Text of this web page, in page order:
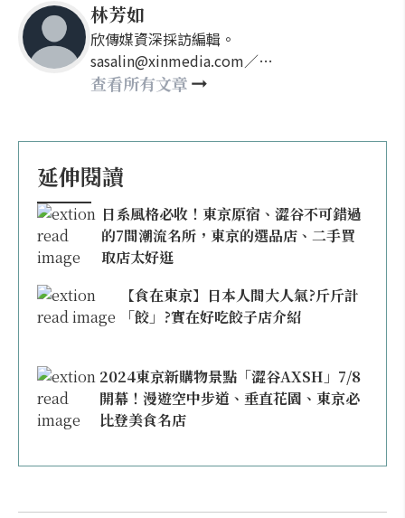
林芳如
欣傳媒資深採訪編輯。
sasalin@xinmedia.com／
happy21917@gmail.com
查看所有文章
延伸閱讀
日系風格必收！東京原宿、澀谷不可錯過
的7間潮流名所，東京的選品店、二手買
取店太好逛
【食在東京】日本人間大人氣?斤斤計
「餃」?實在好吃餃子店介紹
2024東京新購物景點「澀谷AXSH」7/8
開幕！漫遊空中步道、垂直花園、東京必
比登美食名店